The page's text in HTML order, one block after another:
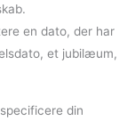
en dato, der har
et jubilæum,
din